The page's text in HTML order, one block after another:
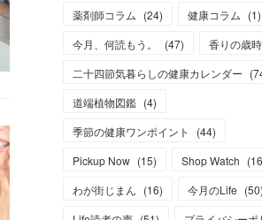
薬剤師コラム (24) 健康コラム (1)
今月、何読もう。
(47) 香りの歳
二十四節気暮らしの健康カレンダー (
道端植物図鑑 (4)
季節の健康ワンポイント
(44)
Pickup Now (15) Shop Watch (16
わが街じまん (16) 今月のLife (50)